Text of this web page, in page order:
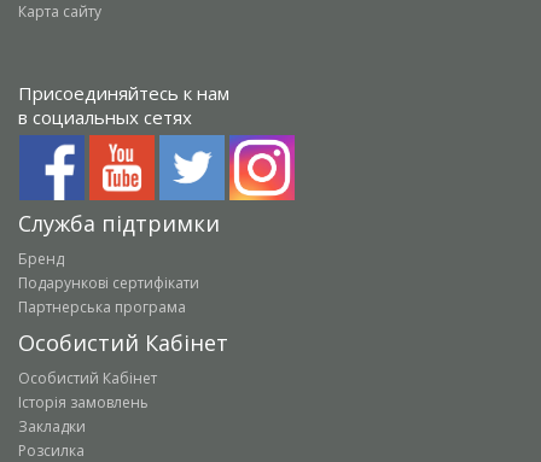
Карта сайту
Присоединяйтесь к нам
в социальных сетях
Служба підтримки
Бренд
Подарункові сертифікати
Партнерська програма
Особистий Кабінет
Особистий Кабінет
Історія замовлень
Закладки
Розсилка